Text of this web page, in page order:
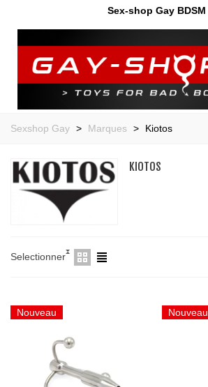
Sex-shop Gay BDSM
Sexshop Gay > Marques > Kiotos
KIOTOS
Selectionner
Nouveau Nouveau